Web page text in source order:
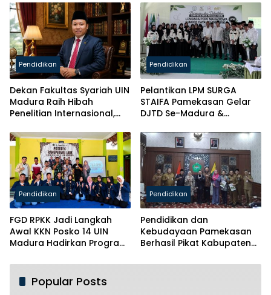
Pendidikan
Dekan Fakultas Syariah UIN
Madura Raih Hibah
Penelitian Internasional,
Kancah Global
Pendidikan
Pelantikan LPM SURGA
STAIFA Pamekasan Gelar
DJTD Se-Madura &
Pendidikan
FGD RPKK Jadi Langkah
Awal KKN Posko 14 UIN
Madura Hadirkan Program
Pendidikan
Pendidikan dan
Kebudayaan Pamekasan
Berhasil Pikat Kabupaten
Popular Posts